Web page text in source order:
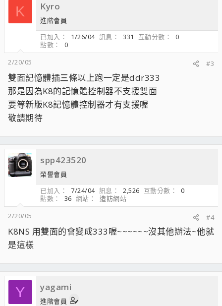
K Kyro
進階會員
已加入
1/26/04 訊息 331 互動分數
0
點數
0
2/20/05
#3
雙面記憶體插三條以上跑一定是ddr333
那是因為K8的記憶體控制器不支援雙面
要等新版K8記憶體控制器才有支援喔
敬請期待
spp423520
榮譽會員
已加入
7/24/04 訊息 2,526 互動分數
0
點數
36 網站
造訪網站
2/20/05
#4
K8NS 用雙面的會變成333喔~~~~~~沒其他辦法~他就
是這樣
Y yagami
進階會員